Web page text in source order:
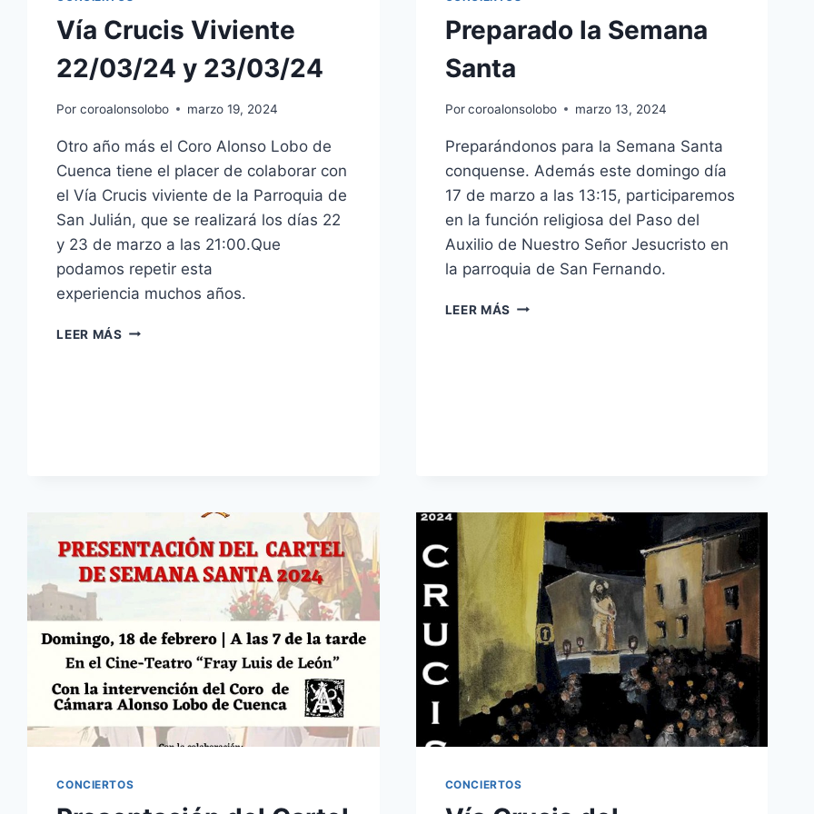
Vía Crucis Viviente
22/03/24 y 23/03/24
Por coroalonsolobo marzo 19, 2024
Otro año más el Coro Alonso Lobo de
Cuenca tiene el placer de colaborar con
el Vía Crucis viviente de la Parroquia de
San Julián, que se realizará los días 22
y 23 de marzo a las 21:00.Que
podamos repetir esta
experiencia muchos años.
LEER MÁS VÍA
Preparado la Semana
Santa
Por coroalonsolobo marzo 13, 2024
Preparándonos para la Semana Santa
conquense. Además este domingo día
17 de marzo a las 13:15, participaremos
en la función religiosa del Paso del
Auxilio de Nuestro Señor Jesucristo en
la parroquia de San Fernando.
LEER MÁS PREPARADO
CONCIERTOS CONCIERTOS